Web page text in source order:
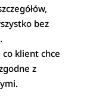
bez
klient chce
z